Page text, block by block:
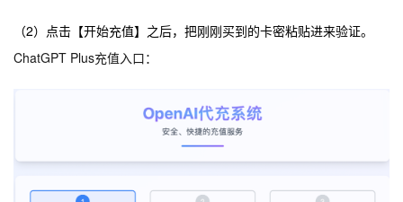
（2）点击【开始充值】之后，把刚刚买到的卡密粘贴进来验证。
ChatGPT Plus充值入口：